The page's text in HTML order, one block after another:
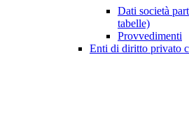
Dati società
tabelle)
Provvedimenti
Enti di diritto privato